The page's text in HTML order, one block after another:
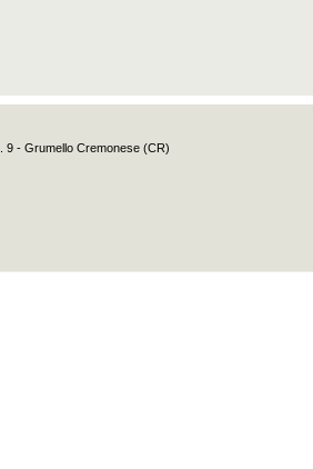
9 - Grumello Cremonese (CR)